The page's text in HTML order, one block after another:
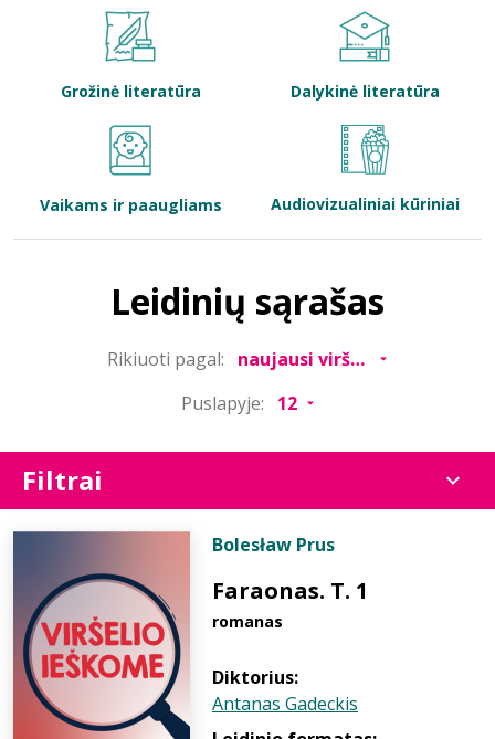
Bibliotekoms
Grožinė literatūra Dalykinė literatūra
Vaikams ir paaugliams Audiovizualiniai kūriniai
Leidinių sąrašas
Rikiuoti pagal:
Puslapyje:
Filtrai
Bolesław Prus
Faraonas. T. 1
romanas
Diktorius:
Antanas Gadeckis